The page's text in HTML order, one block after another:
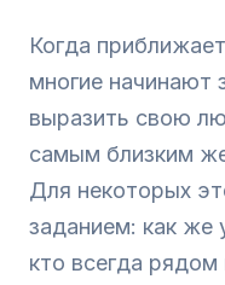
Когда
многие начинают
выразить свою
самым близким
Для некоторых
заданием: как же
кто всегда